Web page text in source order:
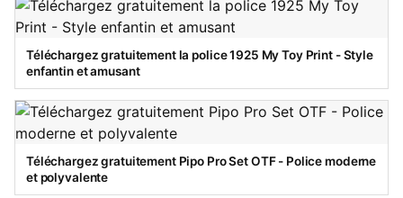
Téléchargez gratuitement la police 1925 My Toy Print - Style
enfantin et amusant
Téléchargez gratuitement Pipo Pro Set OTF - Police moderne
et polyvalente